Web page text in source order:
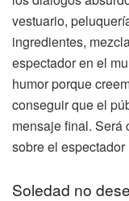
vestuario,
ingredientes,
espectador en el
humor porque
conseguir que el
mensaje final. Será
sobre el
Soledad no